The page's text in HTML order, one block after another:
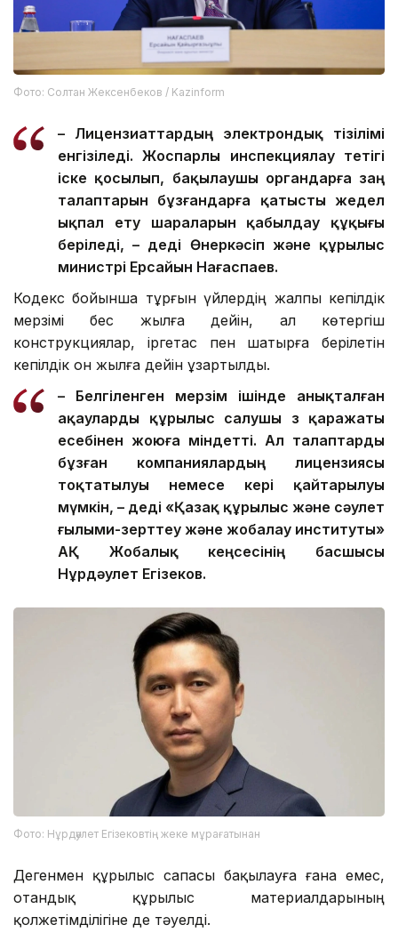
Фото: Солтан Жексенбеков / Kazinform
– Лицензиаттардың электрондық тізілімі
енгізіледі. Жоспарлы инспекциялау тетігі
іске қосылып, бақылаушы органдарға заң
талаптарын бұзғандарға қатысты жедел
ықпал ету шараларын қабылдау құқығы
беріледі, – деді Өнеркәсіп және құрылыс
министрі Ерсайын Нағаспаев.
Кодекс бойынша тұрғын үйлердің жалпы кепілдік
мерзімі бес жылға дейін, ал көтергіш
конструкциялар, іргетас пен шатырға берілетін
кепілдік он жылға дейін ұзартылды.
– Белгіленген мерзім ішінде анықталған
ақауларды құрылыс салушы өз қаражаты
есебінен жоюға міндетті. Ал талаптарды
бұзған компаниялардың лицензиясы
тоқтатылуы немесе кері қайтарылуы
мүмкін, – деді «Қазақ құрылыс және сәулет
ғылыми-зерттеу және жобалау институты»
АҚ Жобалық кеңсесінің басшысы
Нұрдәулет Егізеков.
Фото: Нұрдәулет Егізековтің жеке мұрағатынан
Дегенмен құрылыс сапасы бақылауға ғана емес,
отандық құрылыс материалдарының
қолжетімділігіне де тәуелді.